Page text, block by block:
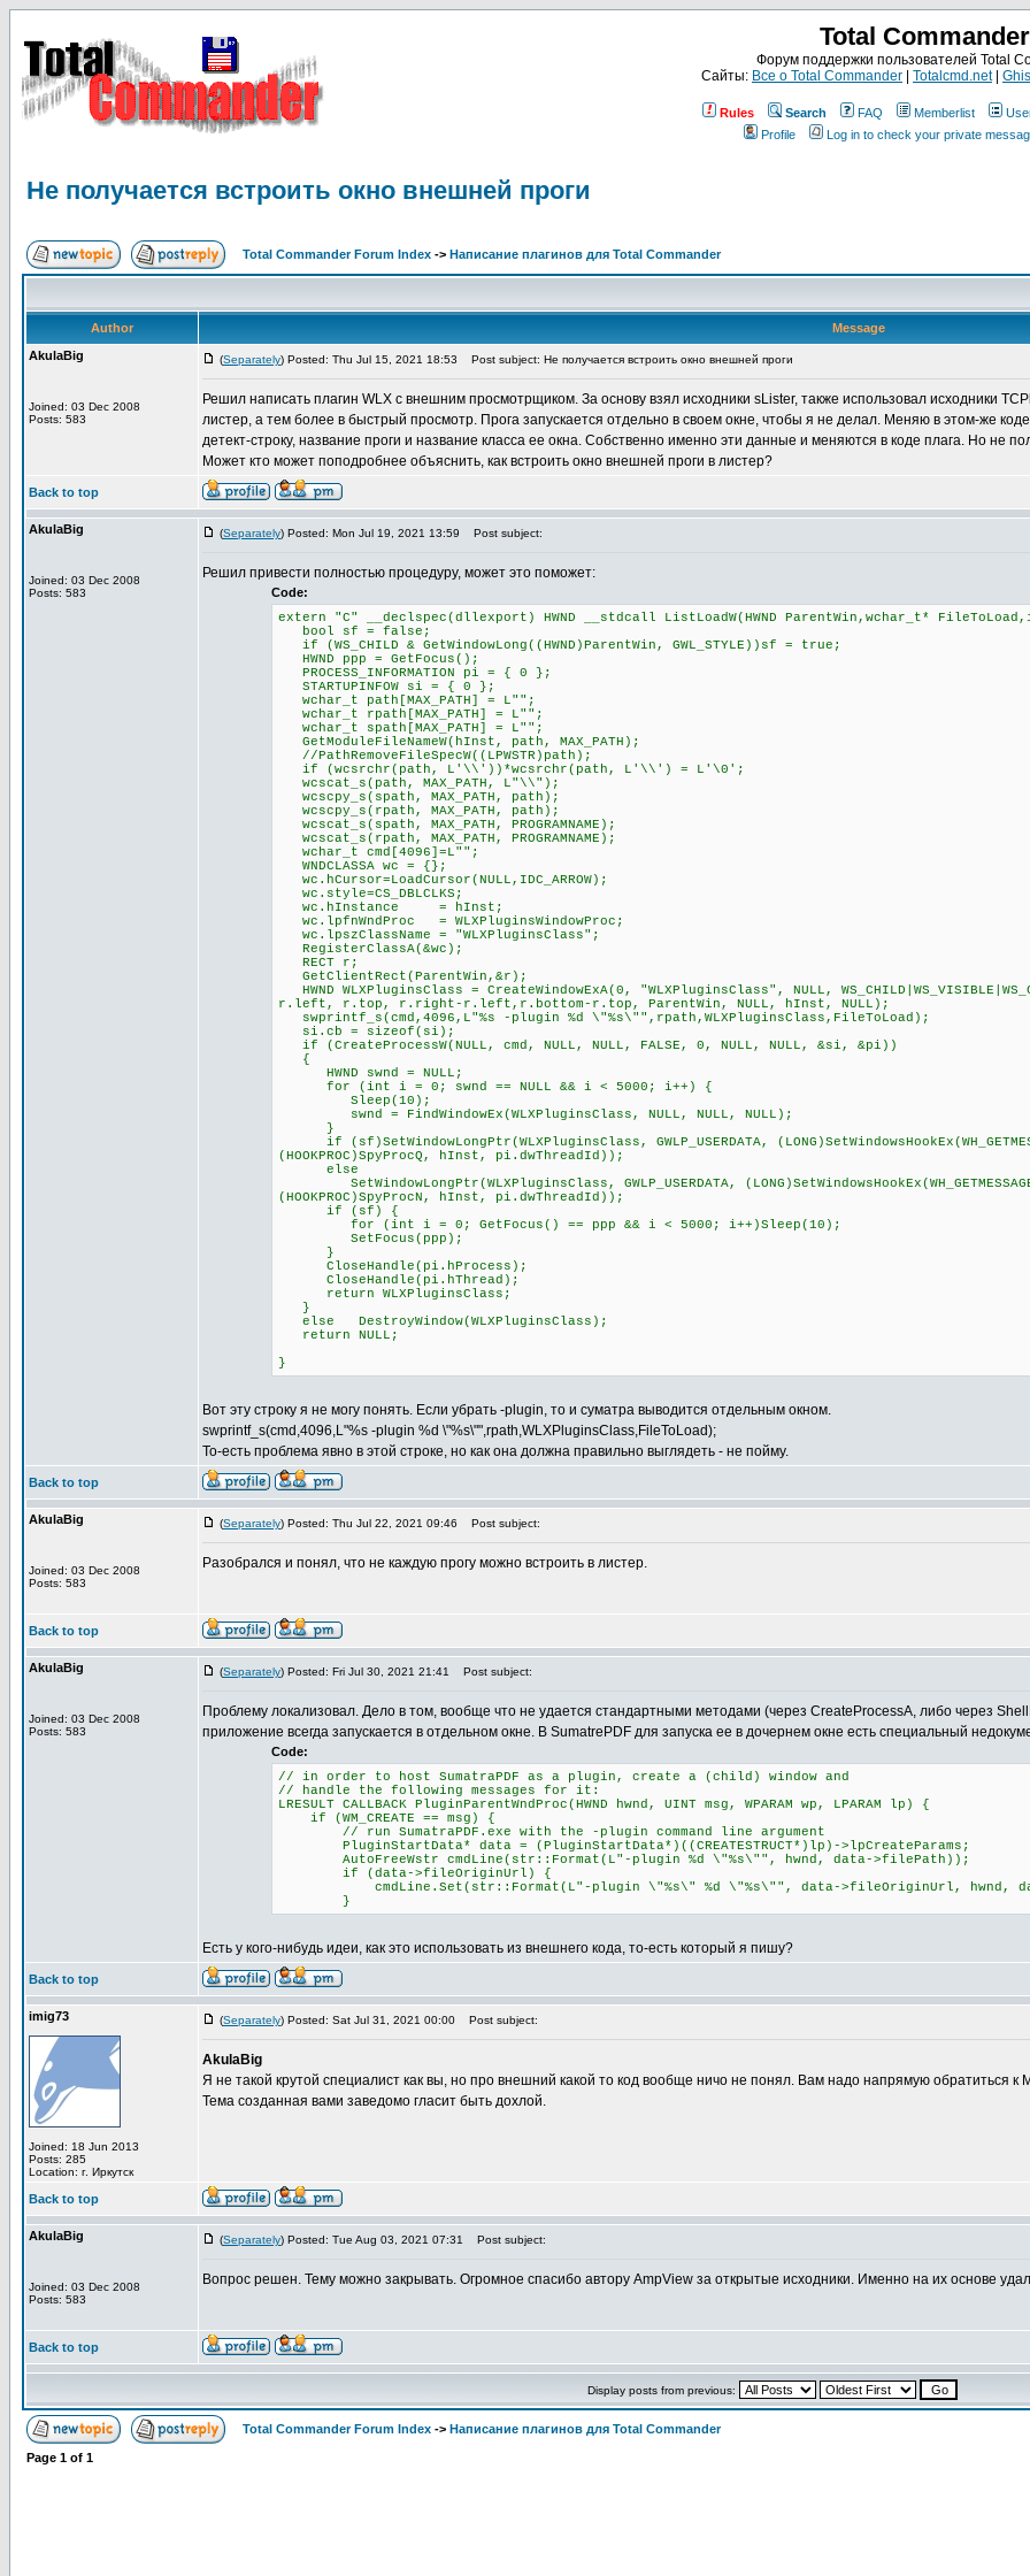
Total Commander
Форум поддержки пользователей Total
Сайты: Все о Total Commander Totalcmd.net|
Rules Search FAQ Memberlist
Profile
Log in to check your private
Не получается встроить окно внешней проги
Total Commander Forum Index -> Написание плагинов для Total Commander
Author
Message
AkulaBig
Joined: 03 Dec 2008
Posts: 583
(Separately) Posted: Thu Jul 15, 2021 18:53 Post subject: Не получается встроить окно внешней проги
Решил написать плагин WLX с внешним просмотрщиком. За основу взял исходники sLister, также использовал исходники
листер, а тем более в быстрый просмотр. Прога запускается отдельно в своем окне, чтобы я не делал. Меняю в этом-же
детект-строку, название проги и название класса ее окна. Собственно именно эти данные и меняются в коде плага. Но не
Может кто может поподробнее объяснить, как встроить окно внешней проги в листер?
Back to top
AkulaBig
Joined: 03 Dec 2008
Posts: 583
(Separately) Posted: Mon Jul 19, 2021 13:59 Post subject:
Решил привести полностью процедуру, может это поможет:
Code:
extern "C" __declspec(dllexport) HWND __stdcall ListLoadW(HWND ParentWin,wchar_t*
bool sf = false;
if (WS_CHILD & GetWindowLong((HWND)ParentWin, GWL_STYLE))sf = true;
HWND ppp = GetFocus();
PROCESS_INFORMATION pi = { 0 };
STARTUPINFOW si = { 0 };
wchar_t path[MAX_PATH] = L"";
wchar_t rpath[MAX_PATH] = L"";
wchar_t spath[MAX_PATH] = L"";
GetModuleFileNameW(hInst, path, MAX_PATH);
//PathRemoveFileSpecW((LPWSTR)path);
if (wcsrchr(path, L'\\'))*wcsrchr(path, L'\\') = L'\0';
wcscat_s(path, MAX_PATH, L"\\");
wcscpy_s(spath, MAX_PATH, path);
wcscpy_s(rpath, MAX_PATH, path);
wcscat_s(spath, MAX_PATH, PROGRAMNAME);
wcscat_s(rpath, MAX_PATH, PROGRAMNAME);
wchar_t cmd[4096]=L"";
WNDCLASSA wc = {};
wc.hCursor=LoadCursor(NULL,IDC_ARROW);
wc.style=CS_DBLCLKS;
wc.hInstance = hInst;
wc.lpfnWndProc = WLXPluginsWindowProc;
wc.lpszClassName = "WLXPluginsClass";
RegisterClassA(&wc);
RECT r;
GetClientRect(ParentWin,&r);
HWND WLXPluginsClass = CreateWindowExA(0, "WLXPluginsClass", NULL,
r.left, r.top, r.right-r.left,r.bottom-r.top, ParentWin, NULL, hInst, NULL);
swprintf_s(cmd,4096,L"%s -plugin %d \"%s\"",rpath,WLXPluginsClass,FileToLoad);
si.cb = sizeof(si);
if (CreateProcessW(NULL, cmd, NULL, NULL, FALSE, 0, NULL, NULL, &si, &pi))
{
HWND swnd = NULL;
for (int i = 0; swnd == NULL && i < 5000; i++) {
Sleep(10);
swnd = FindWindowEx(WLXPluginsClass, NULL, NULL, NULL);
}
if (sf)SetWindowLongPtr(WLXPluginsClass, GWLP_USERDATA,
(HOOKPROC)SpyProcQ, hInst, pi.dwThreadId));
else
SetWindowLongPtr(WLXPluginsClass, GWLP_USERDATA,
(HOOKPROC)SpyProcN, hInst, pi.dwThreadId));
if (sf) {
for (int i = 0; GetFocus() == ppp && i < 5000; i++)Sleep(10);
SetFocus(ppp);
}
CloseHandle(pi.hProcess);
CloseHandle(pi.hThread);
return WLXPluginsClass;
}
else DestroyWindow(WLXPluginsClass);
return NULL;
}
Вот эту строку я не могу понять. Если убрать -plugin, то и суматра выводится отдельным окном.
swprintf_s(cmd,4096,L"%s -plugin %d \"%s\"",rpath,WLXPluginsClass,FileToLoad);
То-есть проблема явно в этой строке, но как она должна правильно выглядеть - не пойму.
Back to top
AkulaBig
Joined: 03 Dec 2008
Posts: 583
(Separately) Posted: Thu Jul 22, 2021 09:46 Post subject:
Разобрался и понял, что не каждую прогу можно встроить в листер.
Back to top
AkulaBig
Joined: 03 Dec 2008
Posts: 583
(Separately) Posted: Fri Jul 30, 2021 21:41 Post subject:
Проблему локализовал. Дело в том, вообще что не удается стандартными методами (через CreateProcessA, либо через
приложение всегда запускается в отдельном окне. В SumatrePDF для запуска ее в дочернем окне есть специальный
Code:
// in order to host SumatraPDF as a plugin, create a (child) window and
// handle the following messages for it:
LRESULT CALLBACK PluginParentWndProc(HWND hwnd, UINT msg, WPARAM wp, LPARAM lp) {
if (WM_CREATE == msg) {
// run SumatraPDF.exe with the -plugin command line argument
PluginStartData* data = (PluginStartData*)((CREATESTRUCT*)lp)->lpCreateParams;
AutoFreeWstr cmdLine(str::Format(L"-plugin %d \"%s\"", hwnd, data->filePath));
if (data->fileOriginUrl) {
cmdLine.Set(str::Format(L"-plugin \"%s\" %d \"%s\"", data->fileOriginUrl, hwnd,
}
Есть у кого-нибудь идеи, как это использовать из внешнего кода, то-есть который я пишу?
Back to top
imig73
Joined: 18 Jun 2013
Posts: 285
Location: г. Иркутск
(Separately) Posted: Sat Jul 31, 2021 00:00 Post subject:
AkulaBig
Я не такой крутой специалист как вы, но про внешний какой то код вообще ничо не понял. Вам надо напрямую обратиться
Тема созданная вами заведомо гласит быть дохлой.
Back to top
AkulaBig
Joined: 03 Dec 2008
Posts: 583
(Separately) Posted: Tue Aug 03, 2021 07:31 Post subject:
Вопрос решен. Тему можно закрывать. Огромное спасибо автору AmpView за открытые исходники. Именно на их основе
Back to top
Display posts from previous:
Total Commander Forum Index -> Написание плагинов для Total Commander
Page 1 of 1